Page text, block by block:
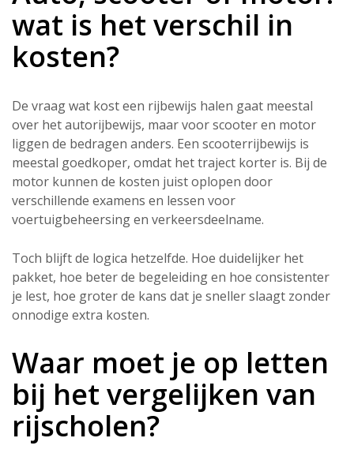
wat is het verschil in
kosten?
De vraag wat kost een rijbewijs halen gaat meestal
over het autorijbewijs, maar voor scooter en motor
liggen de bedragen anders. Een scooterrijbewijs is
meestal goedkoper, omdat het traject korter is. Bij de
motor kunnen de kosten juist oplopen door
verschillende examens en lessen voor
voertuigbeheersing en verkeersdeelname.
Toch blijft de logica hetzelfde. Hoe duidelijker het
pakket, hoe beter de begeleiding en hoe consistenter
je lest, hoe groter de kans dat je sneller slaagt zonder
onnodige extra kosten.
Waar moet je op letten
bij het vergelijken van
rijscholen?